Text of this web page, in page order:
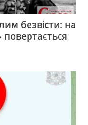
безвісти: на